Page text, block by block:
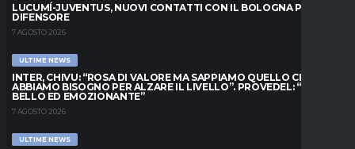
LUCUMÍ-JUVENTUS, NUOVI CONTATTI CON IL BOLOGNA PER IL
DIFENSORE
7 AGOSTO 2026
ULTIME NEWS
INTER, CHIVU: “ROSA DI VALORE MA SAPPIAMO QUELLO CHE
ABBIAMO BISOGNO PER ALZARE IL LIVELLO”. PROVEDEL: “MESE
BELLO ED EMOZIONANTE”
7 AGOSTO 2026
ULTIME NEWS